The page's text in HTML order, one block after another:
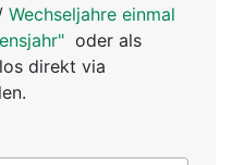
Wechseljahre einmal
oder als
direkt via